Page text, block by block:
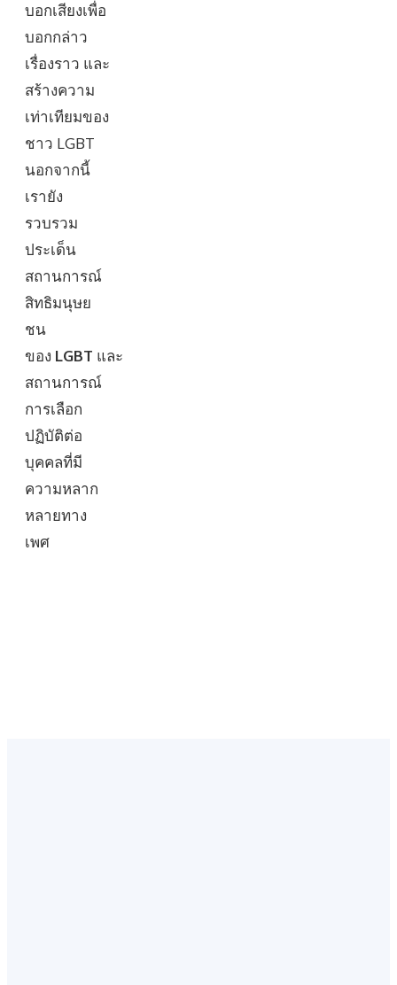
บอกเสียงเพื่อ
บอกกล่าว
เรื่องราว และ
สร้างความ
เท่าเทียมของ
ชาว LGBT
นอกจากนี้
เรายัง
รวบรวม
ประเด็น
สถานการณ์
สิทธิมนุษย
ชน
ของ LGBT และ
สถานการณ์
การเลือก
ปฏิบัติต่อ
บุคคลที่มี
ความหลาก
หลายทาง
เพศ